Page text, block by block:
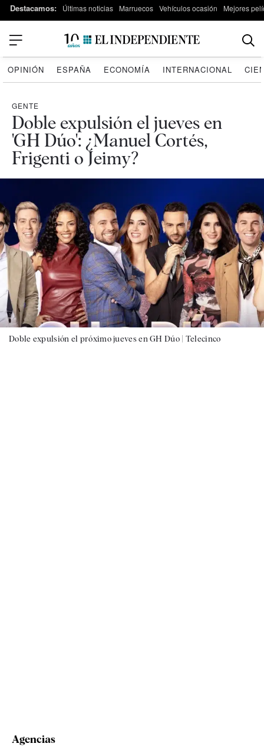
Destacamos: Últimas noticias Marruecos Vehículos ocasión Mejores
OPINIÓN ESPAÑA ECONOMÍA INTERNACIONAL
GENTE
Doble expulsión el jueves en
'GH Dúo': ¿Manuel Cortés,
Frigenti o Jeimy?
Doble expulsión el próximo jueves en GH Dúo | Telecinco
Agencias